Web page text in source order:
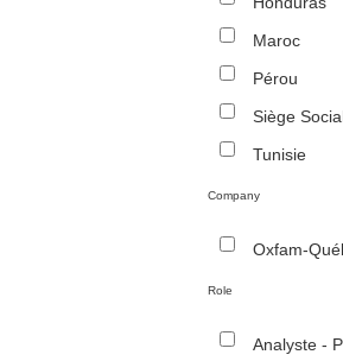
Maroc
Pérou
Siège
Tunisie
Company
Oxfam-
Role
Analyste -